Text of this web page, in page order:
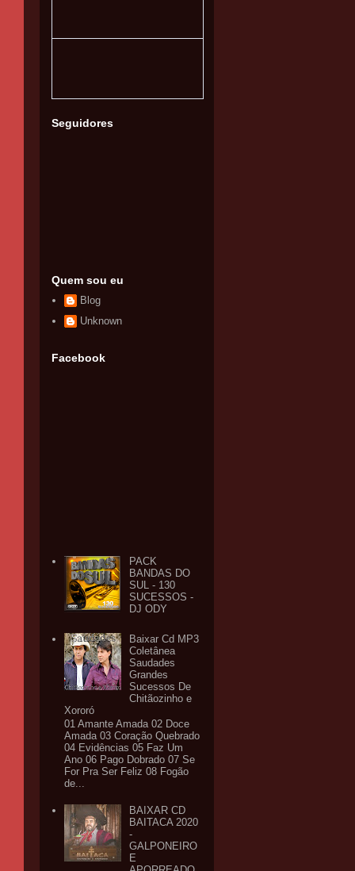
Seguidores
Quem sou eu
Blog
Unknown
Facebook
PACK
BANDAS DO
SUL - 130
SUCESSOS -
DJ ODY
Baixar Cd MP3
Coletânea
Saudades
Grandes
Sucessos De
Chitãozinho e
Xororó
01 Amante Amada 02 Doce
Amada 03 Coração Quebrado
04 Evidências 05 Faz Um
Ano 06 Pago Dobrado 07 Se
For Pra Ser Feliz 08 Fogão
de...
BAIXAR CD
BAITACA 2020
-
GALPONEIRO
E